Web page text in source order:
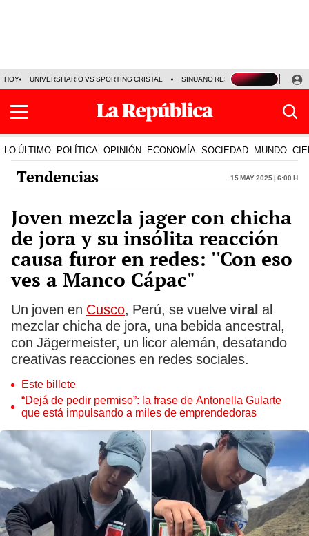
HOY UNIVERSITARIO VS SPORTING CRISTAL SINUANO RESULTADOS HOY
LO ÚLTIMO POLÍTICA OPINIÓN ECONOMÍA SOCIEDAD MUNDO
Tendencias 15 May 2025 | 6:00 h
Joven mezcla jager con chicha
de jora y su insólita reacción
causa furor en redes: ''Con eso
ves a Manco Cápac"
Un joven en Cusco, Perú, se vuelve viral al
mezclar chicha de jora, una bebida ancestral,
con Jägermeister, un licor alemán, desatando
creativas reacciones en redes sociales.
Este billete
“Dejá de pedir permiso”: la frase de Antonella Gularte
que está impulsando a miles de emprendedoras